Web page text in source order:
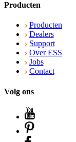
Producten
Producten
Dealers
Support
Over ESS
Jobs
Contact
Volg ons